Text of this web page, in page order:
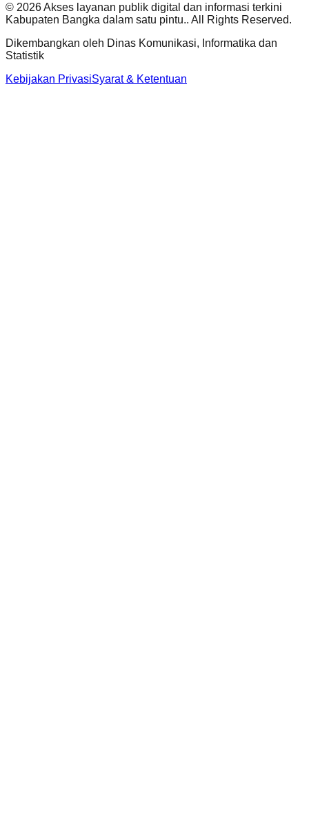
© 2026Akses layanan publik digital dan informasi terkini
Kabupaten Bangka dalam satu pintu.. All Rights Reserved.
Dikembangkan oleh Dinas Komunikasi, Informatika dan
Statistik
Kebijakan PrivasiSyarat & Ketentuan